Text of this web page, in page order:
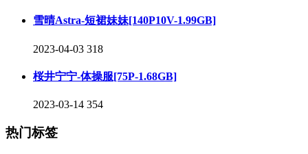
雪晴Astra-短裙妹妹[140P10V-1.99GB]
2023-04-03 318
桜井宁宁-体操服[75P-1.68GB]
2023-03-14 354
热门标签